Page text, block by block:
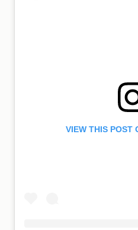
VIEW THIS POST